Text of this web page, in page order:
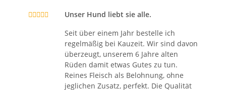
Unser Hund liebt sie alle.
Seit über einem Jahr bestelle ich
regelmäßig bei Kauzeit. Wir sind davon
überzeugt, unserem 6 Jahre alten
Rüden damit etwas Gutes zu tun.
Reines Fleisch als Belohnung, ohne
jeglichen Zusatz, perfekt. Die Qualität